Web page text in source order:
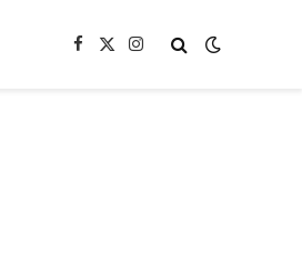
Facebook
X
Instagram